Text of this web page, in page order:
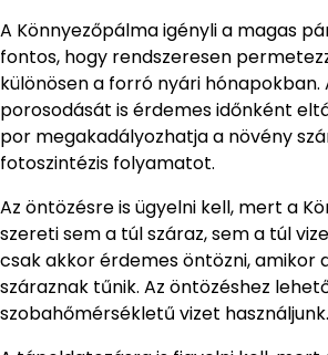
A Könnyezőpálma igényli a magas
fontos, hogy rendszeresen
különösen a forró nyári hónapokban.
porosodását is érdemes időnként
por megakadályozhatja a növény
fotoszintézis folyamatot.
Az öntözésre is ügyelni kell, mert a
szereti sem a túl száraz, sem a túl
csak akkor érdemes öntözni, amikor
száraznak tűnik. Az öntözéshez
szobahőmérsékletű vizet használjunk.